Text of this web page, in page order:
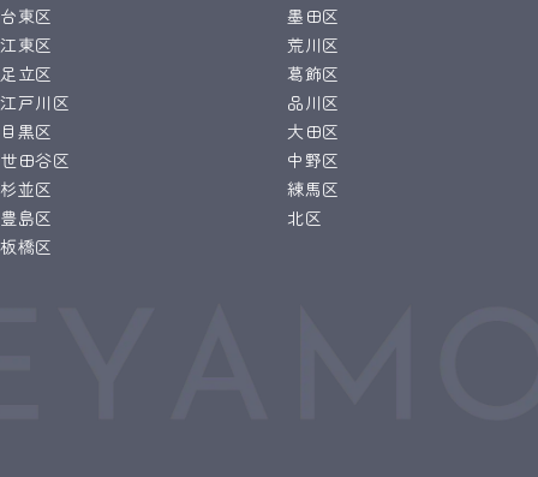
台東区
墨田区
江東区
荒川区
足立区
葛飾区
江戸川区
品川区
目黒区
大田区
世田谷区
中野区
杉並区
練馬区
豊島区
北区
板橋区